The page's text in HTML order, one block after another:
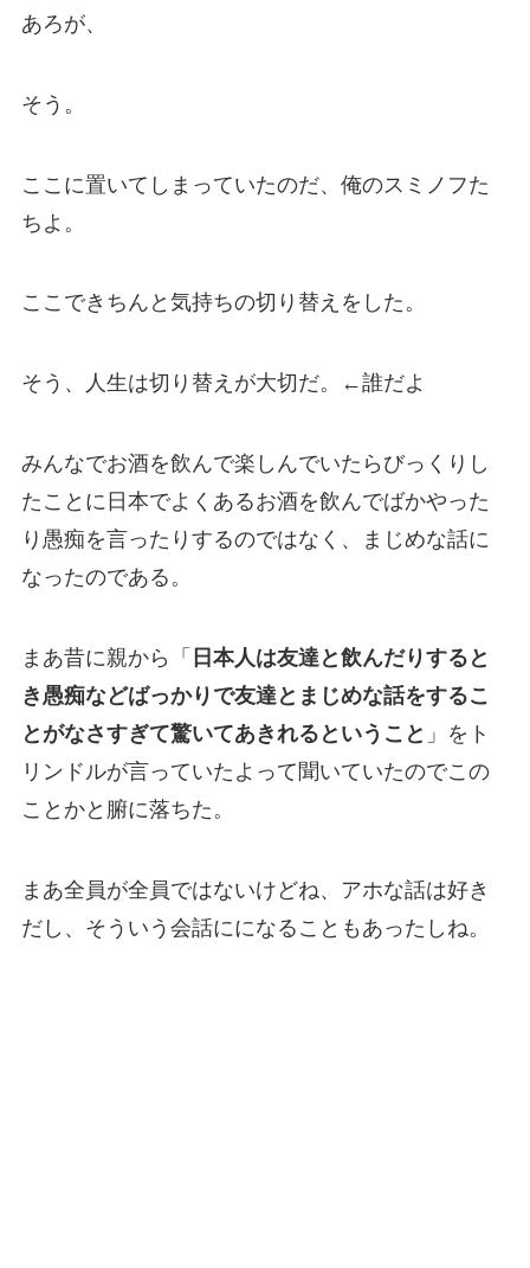
あろが、
そう。
ここに置いてしまっていたのだ、俺のスミノフた
ちよ。
ここできちんと気持ちの切り替えをした。
そう、人生は切り替えが大切だ。←誰だよ
みんなでお酒を飲んで楽しんでいたらびっくりし
たことに日本でよくあるお酒を飲んでばかやった
り愚痴を言ったりするのではなく、まじめな話に
なったのである。
まあ昔に親から「 日本人は友達と飲んだりすると
き愚痴などばっかりで友達とまじめな話をするこ
とがなさすぎて驚いてあきれるということ 」をト
リンドルが言っていたよって聞いていたのでこの
ことかと腑に落ちた。
まあ全員が全員ではないけどね、アホな話は好き
だし、そういう会話にになることもあったしね。